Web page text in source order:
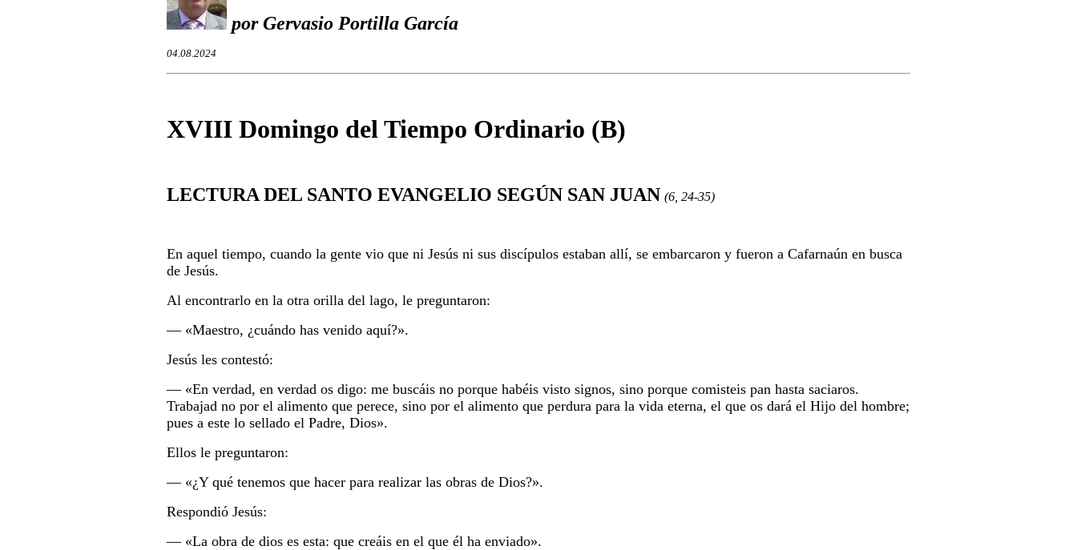
por Gervasio Portilla García
04.08.2024
XVIII Domingo del Tiempo Ordinario (B)
LECTURA DEL SANTO EVANGELIO SEGÚN SAN JUAN (6, 24-35)
En aquel tiempo, cuando la gente vio que ni Jesús ni sus discípulos estaban allí, se embarcaron y fueron a Cafarnaún en busca
de Jesús.
Al encontrarlo en la otra orilla del lago, le preguntaron:
― «Maestro, ¿cuándo has venido aquí?».
Jesús les contestó:
― «En verdad, en verdad os digo: me buscáis no porque habéis visto signos, sino porque comisteis pan hasta saciaros.
Trabajad no por el alimento que perece, sino por el alimento que perdura para la vida eterna, el que os dará el Hijo del hombre;
pues a este lo sellado el Padre, Dios».
Ellos le preguntaron:
― «¿Y qué tenemos que hacer para realizar las obras de Dios?».
Respondió Jesús:
― «La obra de dios es esta: que creáis en el que él ha enviado».